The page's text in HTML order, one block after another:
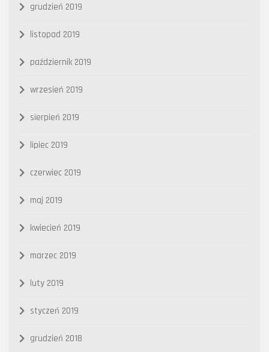
grudzień 2019
listopad 2019
październik 2019
wrzesień 2019
sierpień 2019
lipiec 2019
czerwiec 2019
maj 2019
kwiecień 2019
marzec 2019
luty 2019
styczeń 2019
grudzień 2018